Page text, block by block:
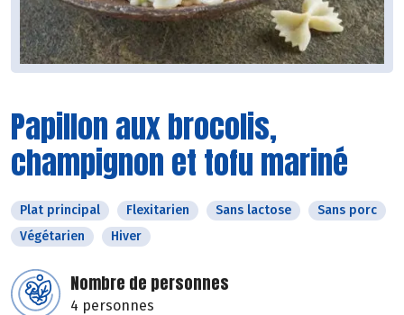
Papillon aux brocolis,
champignon et tofu mariné
Plat principal Flexitarien Sans lactose
Sans porc
Végétarien
Hiver
Nombre de personnes
4 personnes